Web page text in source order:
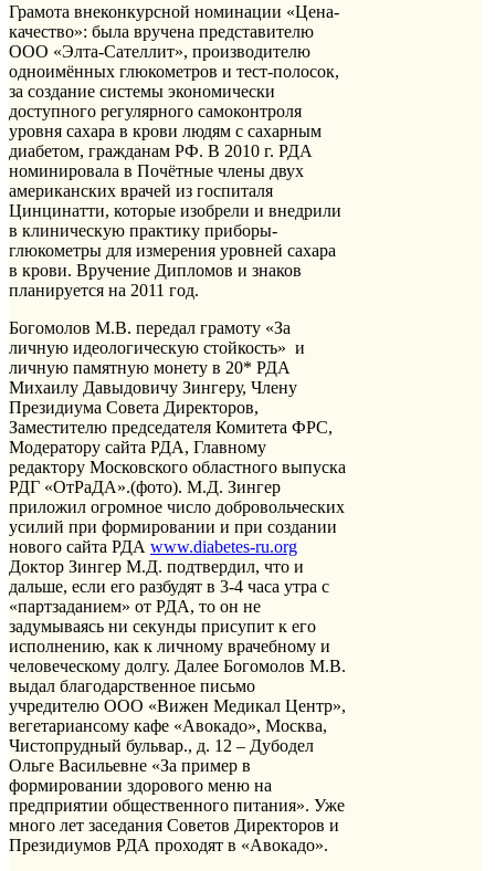
Грамота внеконкурсной номинации «Цена-
качество»: была вручена представителю
ООО «Элта-Сателлит», производителю
одноимённых глюкометров и тест-полосок,
за создание системы экономически
доступного регулярного самоконтроля
уровня сахара в крови людям с сахарным
диабетом, гражданам РФ. В 2010 г. РДА
номинировала в Почётные члены двух
американских врачей из госпиталя
Цинцинатти, которые изобрели и внедрили
в клиническую практику приборы-
глюкометры для измерения уровней сахара
в крови. Вручение Дипломов и знаков
планируется на 2011 год.
Богомолов М.В. передал грамоту «За
личную идеологическую стойкость» и
личную памятную монету в 20* РДА
Михаилу Давыдовичу Зингеру, Члену
Президиума Совета Директоров,
Заместителю председателя Комитета ФРС,
Модератору сайта РДА, Главному
редактору Московского областного выпуска
РДГ «ОтРаДА».(фото). М.Д. Зингер
приложил огромное число добровольческих
усилий при формировании и при создании
нового сайта РДА www.diabetes-ru.org
Доктор Зингер М.Д. подтвердил, что и
дальше, если его разбудят в 3-4 часа утра с
«партзаданием» от РДА, то он не
задумываясь ни секунды присупит к его
исполнению, как к личному врачебному и
человеческому долгу. Далее Богомолов М.В.
выдал благодарственное письмо
учредителю ООО «Вижен Медикал Центр»,
вегетариансому кафе «Авокадо», Москва,
Чистопрудный бульвар., д. 12 – Дубодел
Ольге Васильевне «За пример в
формировании здорового меню на
предприятии общественного питания». Уже
много лет заседания Советов Директоров и
Президиумов РДА проходят в «Авокадо».